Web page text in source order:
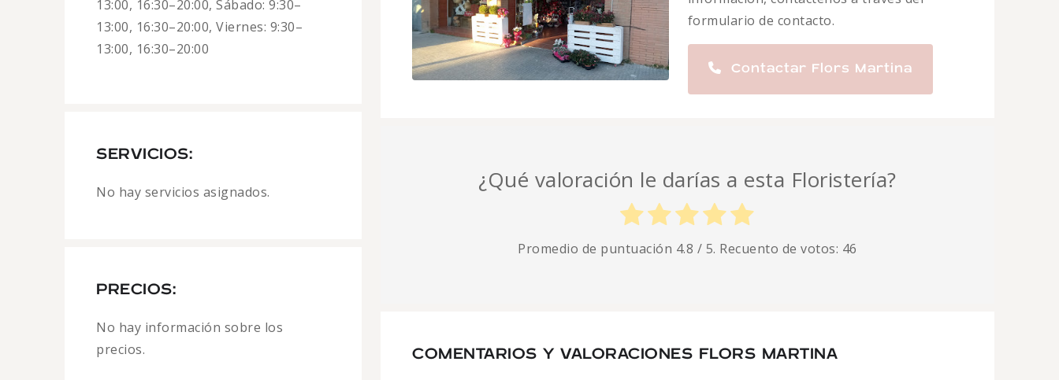
13:00, 16:30–20:00, Sábado: 9:30–
13:00, 16:30–20:00, Viernes: 9:30–
13:00, 16:30–20:00
SERVICIOS:
No hay servicios asignados.
PRECIOS:
No hay información sobre los
precios.
formulario de contacto.
Contactar Flors Martina
¿Qué valoración le darías a esta Floristería?
Promedio de puntuación 4.8 / 5. Recuento de votos: 46
COMENTARIOS Y VALORACIONES FLORS MARTINA